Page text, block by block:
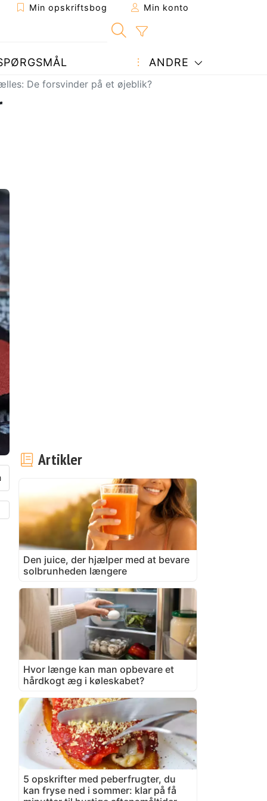
Min opskriftsbog Min konto
ANDRE
De forsvinder på et øjeblik?
Artikler
Den juice, der hjælper med at bevare
solbrunheden længere
Hvor længe kan man opbevare et
hårdkogt æg i køleskabet?
5 opskrifter med peberfrugter, du
kan fryse ned i sommer: klar på få